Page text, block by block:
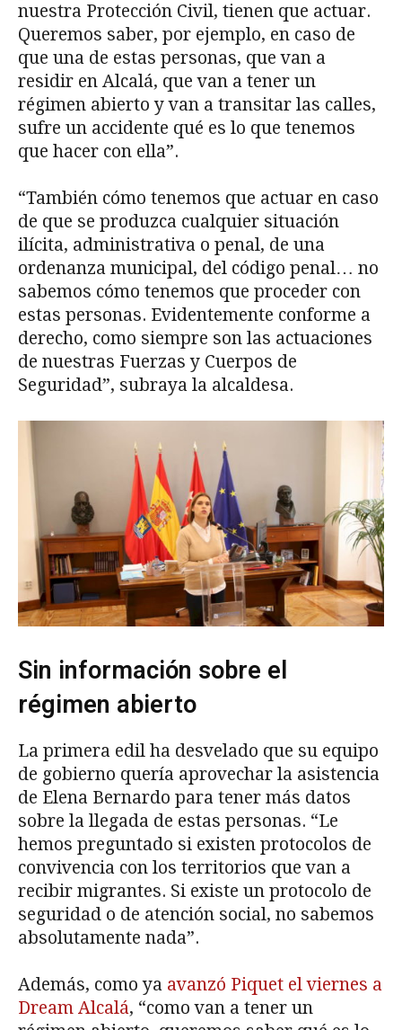
nuestra Protección Civil, tienen que actuar.
Queremos saber, por ejemplo, en caso de
que una de estas personas, que van a
residir en Alcalá, que van a tener un
régimen abierto y van a transitar las calles,
sufre un accidente qué es lo que tenemos
que hacer con ella”.
“También cómo tenemos que actuar en caso
de que se produzca cualquier situación
ilícita, administrativa o penal, de una
ordenanza municipal, del código penal… no
sabemos cómo tenemos que proceder con
estas personas. Evidentemente conforme a
derecho, como siempre son las actuaciones
de nuestras Fuerzas y Cuerpos de
Seguridad”, subraya la alcaldesa.
Sin información sobre el
régimen abierto
La primera edil ha desvelado que su equipo
de gobierno quería aprovechar la asistencia
de Elena Bernardo para tener más datos
sobre la llegada de estas personas. “Le
hemos preguntado si existen protocolos de
convivencia con los territorios que van a
recibir migrantes. Si existe un protocolo de
seguridad o de atención social, no sabemos
absolutamente nada”.
Además, como ya avanzó Piquet el viernes a
Dream Alcalá, “como van a tener un